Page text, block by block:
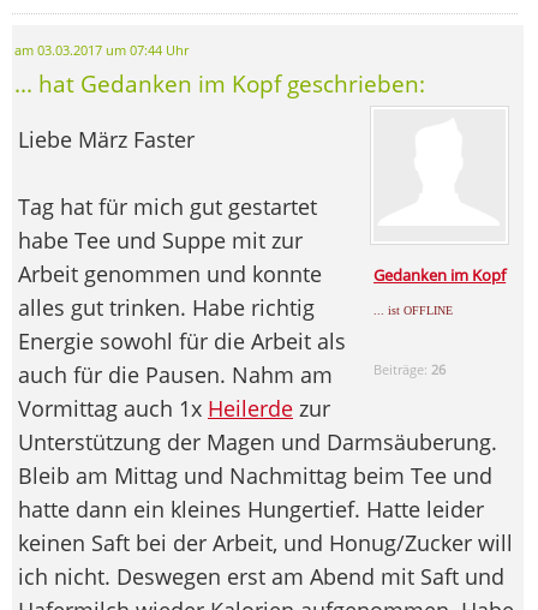
am 03.03.2017 um 07:44 Uhr
... hat Gedanken im Kopf geschrieben:
Gedanken im Kopf
... ist OFFLINE
Beiträge: 26
Liebe März Faster
Tag hat für mich gut gestartet
habe Tee und Suppe mit zur
Arbeit genommen und konnte
alles gut trinken. Habe richtig
Energie sowohl für die Arbeit als
auch für die Pausen. Nahm am
Vormittag auch 1x Heilerde zur
Unterstützung der Magen und Darmsäuberung.
Bleib am Mittag und Nachmittag beim Tee und
hatte dann ein kleines Hungertief. Hatte leider
keinen Saft bei der Arbeit, und Honug/Zucker will
ich nicht. Deswegen erst am Abend mit Saft und